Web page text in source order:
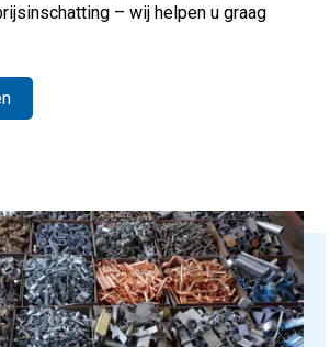
– wij helpen u graag